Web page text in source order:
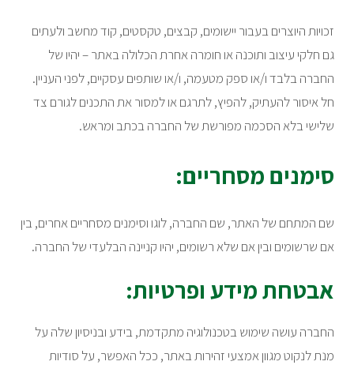
זכויות היוצרים בעבור יישומים, קבצים, טקסטים, קוד מחשב ולעתים
גם חלקי עיצוב ותוכנה או חומרה אחרת הכלולה באתר – יהיו של
החברה בלבד ו/או ספק מטעמה, ו/או שותפים עסקיים, לפני העניין.
חל איסור להעתיק, להפיץ, לתרגם או למסור את התכנים לגורם צד
שלישי בלא הסכמה מפורשת של החברה בכתב ומראש.
סימנים מסחריים:
שם המתחם של האתר, שם החברה, לוגו וסימנים מסחריים אחרים, בין
אם שרשומים ובין אם שלא רשומים, יהיו קניינה הבלעדי של החברה.
אבטחת מידע ופרטיות:
החברה עושה שימוש בטכנולוגיה מתקדמת, בידע ובניסיון שלה על
מנת לנקוט מגוון אמצעי זהירות באתר, ככל האפשר, על סודיות